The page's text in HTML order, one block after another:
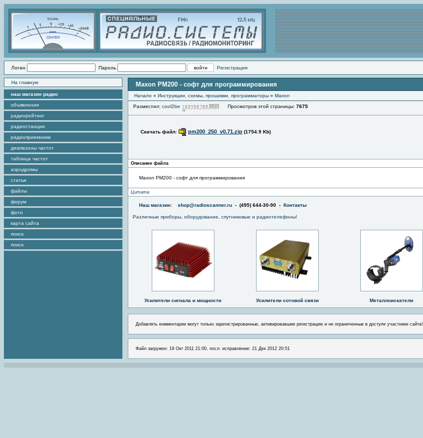
Логин Пароль Регистрация
На главную
наш магазин радио
объявления
радиорейтинг
радиостанции
радиоприемники
диапазоны частот
таблица частот
аэродромы
статьи
файлы
форум
фото
карта сайта
поиск
поиск
Maxon PM200 - софт для программирования
Начало » Инструкции, схемы, прошивки, программаторы » Maxon
Разместил: cool2be Просмотров этой страницы: 7675
Скачать файл: pm200_250_v0.71.zip (1754.9 Kb)
Описание файла
Maxon PM200 - софт для программирования
Цитата
Наш магазин: shop@radioscanner.ru - (495) 644-30-90 - Контакты
Различные приборы, оборудование, спутниковые и радиотелефоны!
Усилители сигнала и мощности Усилители сотовой связи Металлоискатели
Добавлять комментарии могут только зарегистрированные, активировавшие регистрацию и не ограниченные в доступе участники сайта!
Файл загружен: 19 Окт 2011 21:00, посл. исправление: 21 Дек 2012 20:51